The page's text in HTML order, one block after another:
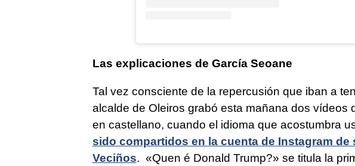
Las explicaciones de García Seoane
Tal vez consciente de la repercusión que iban a
alcalde de Oleiros grabó esta mañana dos vídeos
en castellano, cuando el idioma que acostumbra
sido compartidos en la cuenta de Instagram
Veciños. «Quen é Donald Trump?» se titula la